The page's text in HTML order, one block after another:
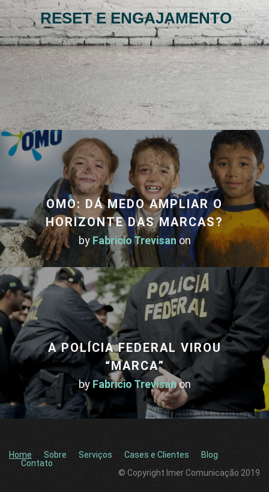
RESET E ENGAJAMENTO
OMO: DÁ MEDO AMPLIAR O
HORIZONTE DAS MARCAS?
by Fabricio Trevisanon
A POLÍCIA FEDERAL VIROU
“MARCA”
by Fabricio Trevisanon
Home Sobre Serviços Cases e Clientes
Blog
Contato
© Copyright Imer Comunicação 2019